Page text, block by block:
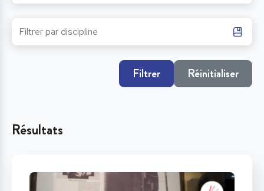
Filtrer Réinitialiser
Résultats